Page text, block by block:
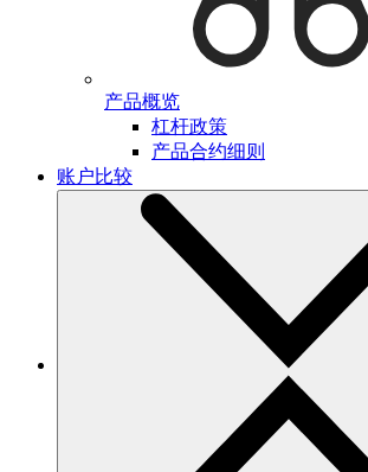
产品概览
杠杆政策
产品合约细则
账户比较